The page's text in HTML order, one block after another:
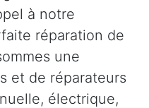
à notre
réparation de
une
et de réparateurs
électrique,